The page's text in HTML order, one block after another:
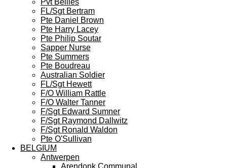
Pvt Beliles
FL/Sgt Bertram
Pte Daniel Brown
Pte Harry Lacey
Pte Philip Soutar
Sapper Nurse
Pte Summers
Pte Boudreau
Australian Soldier
FL/Sgt Hewett
F/O William Rattle
F/O Walter Tanner
F/Sgt Edward Sumner
F/Sgt Raymond Dallwitz
F/Sgt Ronald Waldon
Pte O'Sullivan
BELGIUM
Antwerpen
Arendonk Communal